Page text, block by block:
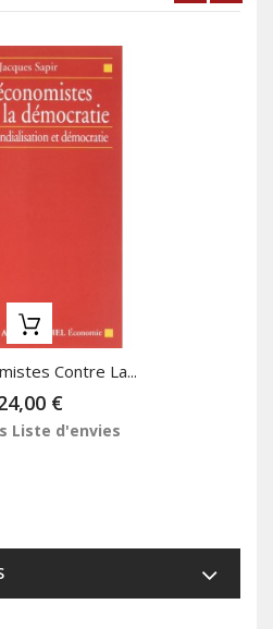
Contre La...
€
Liste d'envies